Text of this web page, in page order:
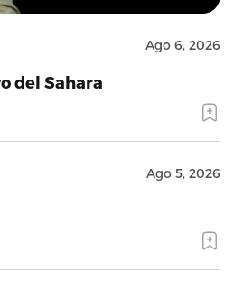
Ago 6, 2026
del Sahara
Ago 5, 2026